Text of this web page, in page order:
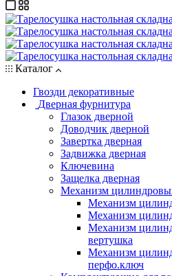
Каталог
Гвозди декоративные
Дверная фурнитура
Глазок дверной
Доводчик дверной
Завертка дверная
Задвижка дверная
Ключевина
Защелка дверная
Механизм
Механизм
Механизм
Механизм
вертушка
Механизм
перфо.ключ